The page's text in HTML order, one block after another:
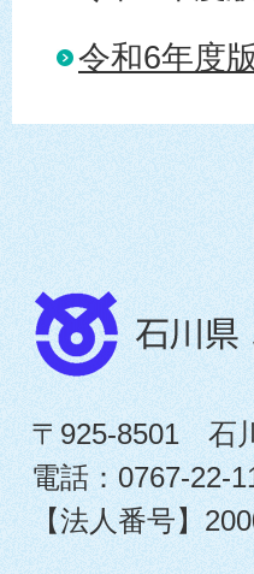
令和6年度
〒925-8501 石
電話：0767-22-
【法人番号】